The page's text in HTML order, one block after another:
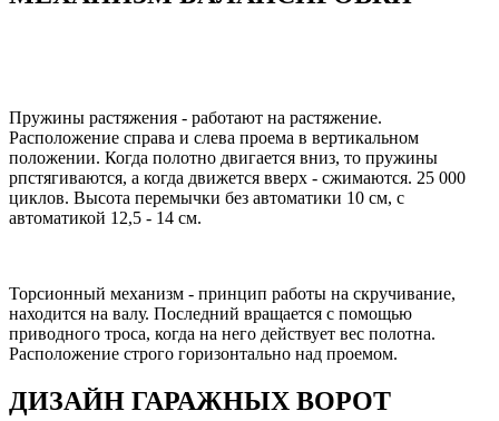
Пружины растяжения - работают на растяжение.
Расположение справа и слева проема в вертикальном
положении. Когда полотно двигается вниз, то пружины
рпстягиваются, а когда движется вверх - сжимаются. 25 000
циклов. Высота перемычки без автоматики 10 см, с
автоматикой 12,5 - 14 см.
Торсионный механизм - принцип работы на скручивание,
находится на валу. Последний вращается с помощью
приводного троса, когда на него действует вес полотна.
Расположение строго горизонтально над проемом.
ДИЗАЙН ГАРАЖНЫХ ВОРОТ